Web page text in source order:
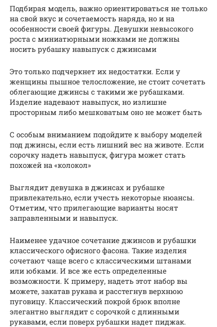
Подбирая модель, важно ориентироваться не только
на свой вкус и сочетаемость наряда, но и на
особенности своей фигуры. Девушки невысокого
роста с миниатюрными ножками не должны
носить рубашку навыпуск с джинсами
Это только подчеркнет их недостатки. Если у
женщины пышное телосложение, не стоит сочетать
облегающие джинсы с такими же рубашками.
Изделие надевают навыпуск, но излишне
просторным либо мешковатым оно не может быть
С особым вниманием подойдите к выбору моделей
под джинсы, если есть лишний вес на животе. Если
сорочку надеть навыпуск, фигура может стать
похожей на «колокол»
Выглядит девушка в джинсах и рубашке
привлекательно, если учесть некоторые нюансы.
Отметим, что прилегающие варианты носят
заправленными и навыпуск.
Наименее удачное сочетание джинсов и рубашки
классического офисного фасона. Такие изделия
сочетают чаще всего с классическими штанами
или юбками. И все же есть определенные
возможности. К примеру, надеть этот набор вы
можете, закатав рукава и расстегнув верхнюю
пуговицу. Классический покрой брюк вполне
элегантно выглядит с сорочкой с длинными
рукавами, если поверх рубашки надет пиджак.